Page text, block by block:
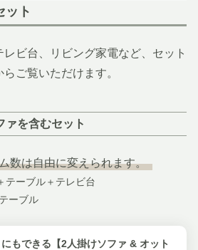
ット
ビ台、リビング家電など、セット
ご覧いただけます。
ァを含むセット
数は自由に変えられます。
テーブル＋テレビ台
ーブル
もできる【2人掛けソファ & オット